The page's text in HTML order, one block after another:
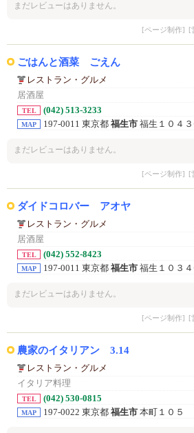
まだレビューはありません。
[ページ制作] [
ごはんと酒菜 ごえん
レストラン・グルメ
居酒屋
TEL (042) 513-3233
MAP 197-0011 東京都 福生市 福生１０４
まだレビューはありません。
[ページ制作] [
ダイドコロバー アオヤ
レストラン・グルメ
居酒屋
TEL (042) 552-8423
MAP 197-0011 東京都 福生市 福生１０３
まだレビューはありません。
[ページ制作] [
農家のイタリアン 3.14
レストラン・グルメ
イタリア料理
TEL (042) 530-0815
MAP 197-0022 東京都 福生市 本町１０５